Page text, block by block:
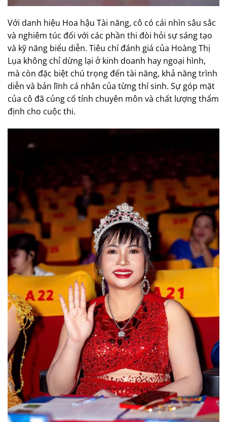
Với danh hiệu Hoa hậu Tài năng, cô có cái nhìn sâu sắc
và nghiêm túc đối với các phần thi đòi hỏi sự sáng tạo
và kỹ năng biểu diễn. Tiêu chí đánh giá của Hoàng Thị
Lụa không chỉ dừng lại ở kinh doanh hay ngoại hình,
mà còn đặc biệt chú trọng đến tài năng, khả năng trình
diễn và bản lĩnh cá nhân của từng thí sinh. Sự góp mặt
của cô đã củng cố tính chuyên môn và chất lượng thẩm
định cho cuộc thi.